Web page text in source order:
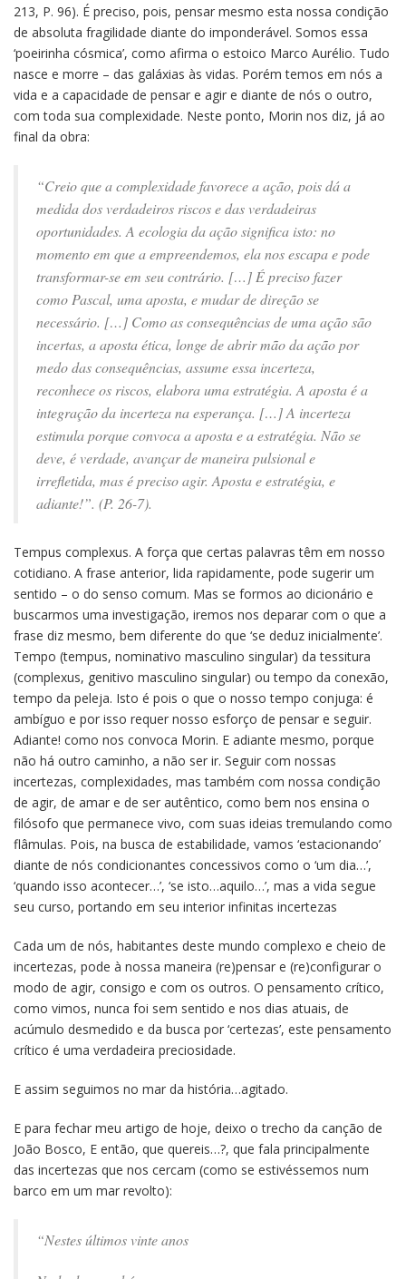
213, P. 96). É preciso, pois, pensar mesmo esta nossa condição
de absoluta fragilidade diante do imponderável. Somos essa
‘poeirinha cósmica’, como afirma o estoico Marco Aurélio. Tudo
nasce e morre – das galáxias às vidas. Porém temos em nós a
vida e a capacidade de pensar e agir e diante de nós o outro,
com toda sua complexidade. Neste ponto, Morin nos diz, já ao
final da obra:
“Creio que a complexidade favorece a ação, pois dá a
medida dos verdadeiros riscos e das verdadeiras
oportunidades. A ecologia da ação significa isto: no
momento em que a empreendemos, ela nos escapa e pode
transformar-se em seu contrário. […] É preciso fazer
como Pascal, uma aposta, e mudar de direção se
necessário. […] Como as consequências de uma ação são
incertas, a aposta ética, longe de abrir mão da ação por
medo das consequências, assume essa incerteza,
reconhece os riscos, elabora uma estratégia. A aposta é a
integração da incerteza na esperança. […] A incerteza
estimula porque convoca a aposta e a estratégia. Não se
deve, é verdade, avançar de maneira pulsional e
irrefletida, mas é preciso agir. Aposta e estratégia, e
adiante!”. (P. 26-7).
Tempus complexus. A força que certas palavras têm em nosso
cotidiano. A frase anterior, lida rapidamente, pode sugerir um
sentido – o do senso comum. Mas se formos ao dicionário e
buscarmos uma investigação, iremos nos deparar com o que a
frase diz mesmo, bem diferente do que ‘se deduz inicialmente’.
Tempo (tempus, nominativo masculino singular) da tessitura
(complexus, genitivo masculino singular) ou tempo da conexão,
tempo da peleja. Isto é pois o que o nosso tempo conjuga: é
ambíguo e por isso requer nosso esforço de pensar e seguir.
Adiante! como nos convoca Morin. E adiante mesmo, porque
não há outro caminho, a não ser ir. Seguir com nossas
incertezas, complexidades, mas também com nossa condição
de agir, de amar e de ser autêntico, como bem nos ensina o
filósofo que permanece vivo, com suas ideias tremulando como
flâmulas. Pois, na busca de estabilidade, vamos ‘estacionando’
diante de nós condicionantes concessivos como o ‘um dia…’,
‘quando isso acontecer…’, ‘se isto…aquilo…’, mas a vida segue
seu curso, portando em seu interior infinitas incertezas
Cada um de nós, habitantes deste mundo complexo e cheio de
incertezas, pode à nossa maneira (re)pensar e (re)configurar o
modo de agir, consigo e com os outros. O pensamento crítico,
como vimos, nunca foi sem sentido e nos dias atuais, de
acúmulo desmedido e da busca por ‘certezas’, este pensamento
crítico é uma verdadeira preciosidade.
E assim seguimos no mar da história…agitado.
E para fechar meu artigo de hoje, deixo o trecho da canção de
João Bosco, E então, que quereis…?, que fala principalmente
das incertezas que nos cercam (como se estivéssemos num
barco em um mar revolto):
“Nestes últimos vinte anos